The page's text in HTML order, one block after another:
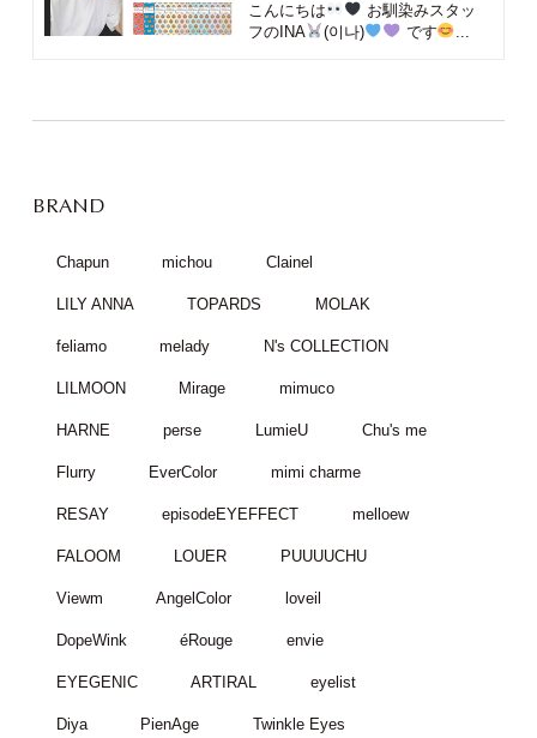
こんにちは
お馴染みスタッ
フのINA
(이나) です ...
BRAND
Chapun michou Clainel
LILY ANNA TOPARDS MOLAK
feliamo melady N's COLLECTION
LILMOON Mirage mimuco
HARNE perse LumieU Chu's me
Flurry EverColor mimi charme
RESAY episodeEYEFFECT melloew
FALOOM LOUER PUUUUCHU
Viewm AngelColor loveil
DopeWink éRouge envie
EYEGENIC ARTIRAL eyelist
Diya PienAge Twinkle Eyes